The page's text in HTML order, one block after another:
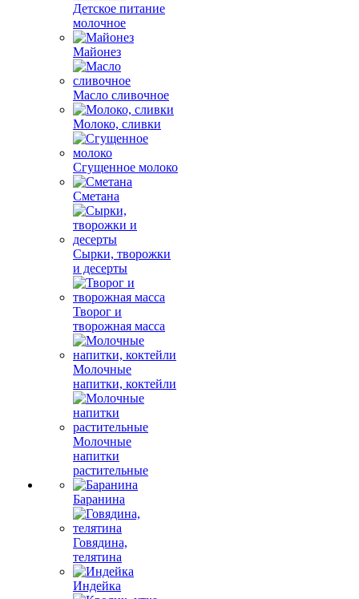
Детское питание
молочное
Майонез
Масло сливочное
Молоко, сливки
Сгущенное молоко
Сметана
Сырки, творожки
и десерты
Творог и
творожная масса
Молочные
напитки, коктейли
Молочные
напитки
растительные
Баранина
Говядина,
телятина
Индейка